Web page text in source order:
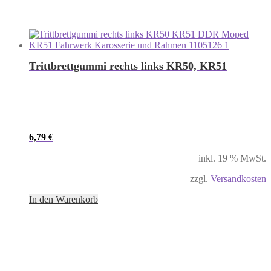
Trittbrettgummi rechts links KR50, KR51
6,79 €
inkl. 19 % MwSt.
zzgl. Versandkosten
In den Warenkorb